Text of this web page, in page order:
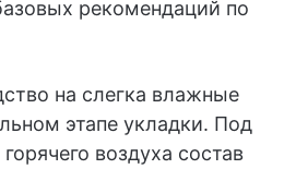
рекомендаций по
на слегка влажные
этапе укладки. Под
воздуха состав